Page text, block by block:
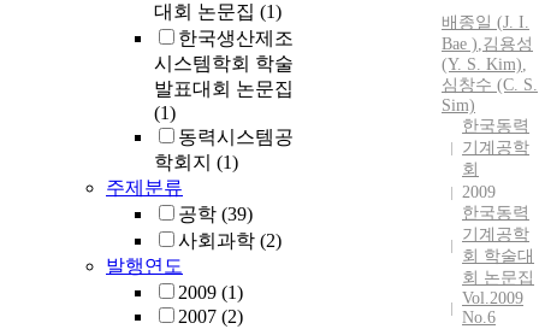
대회 논문집 (1)
한국생산제조
시스템학회 학술
발표대회 논문집
(1)
동력시스템공
학회지 (1)
주제분류
공학 (39)
사회과학 (2)
발행연도
2009 (1)
2007 (2)
배종일 (J. I.
Bae ),김용성
(Y. S. Kim),
심창수 (C. S.
Sim)
한국동력
기계공학
회
2009
한국동력
기계공학
회 학술대
회 논문집
Vol.2009
No.6